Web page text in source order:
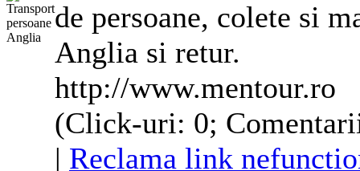
de persoane, colete si
Anglia si retur.
http://www.mentour.ro
(Click-uri: 0;
| Reclama link